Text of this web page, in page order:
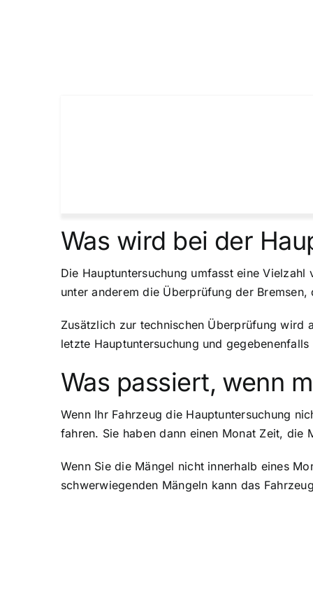
Was wird bei der
Die Hauptuntersuchung umfasst eine
unter anderem die Überprüfung der
Zusätzlich zur technischen Überprüfung wird
letzte Hauptuntersuchung und
Was passiert, wenn
Wenn Ihr Fahrzeug die Hauptuntersuchung
fahren. Sie haben dann einen Monat Zeit, die
Wenn Sie die Mängel nicht innerhalb eines
schwerwiegenden Mängeln kann das